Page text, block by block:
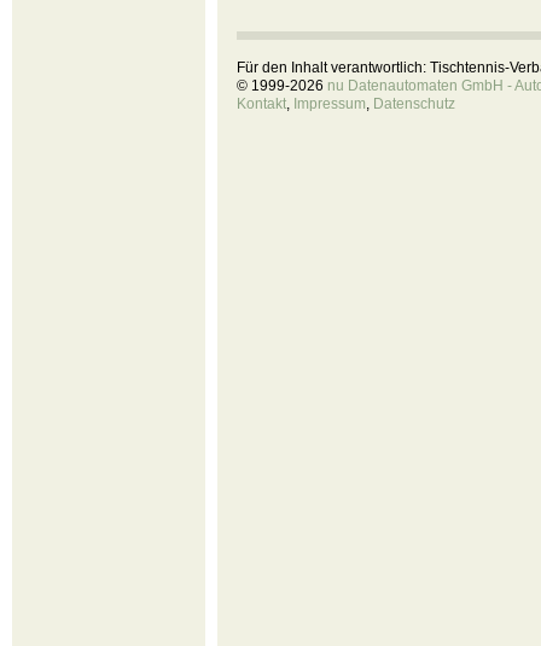
Für den Inhalt verantwortlich: Tischtennis-
© 1999-2026 nu Datenautomaten GmbH -
Kontakt, Impressum, Datenschutz